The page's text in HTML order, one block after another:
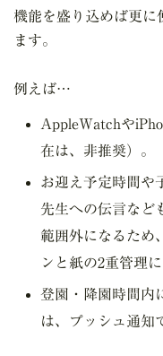
機能を盛り込めば更に
ます。
例えば…
AppleWatchや
在は、非推奨）。
お迎え予定時間や
先生への伝言など
範囲外になるため
ンと紙の2重管理
登園・降園時間内
は、プッシュ通知